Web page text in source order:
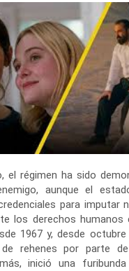
el régimen ha sido
aunque el
para imputar
los derechos
1967 y, desde
rehenes por parte de
inició una